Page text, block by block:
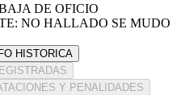
DE OFICIO
NO HALLADO SE MUDO
HISTORICA
Y PENALIDADES